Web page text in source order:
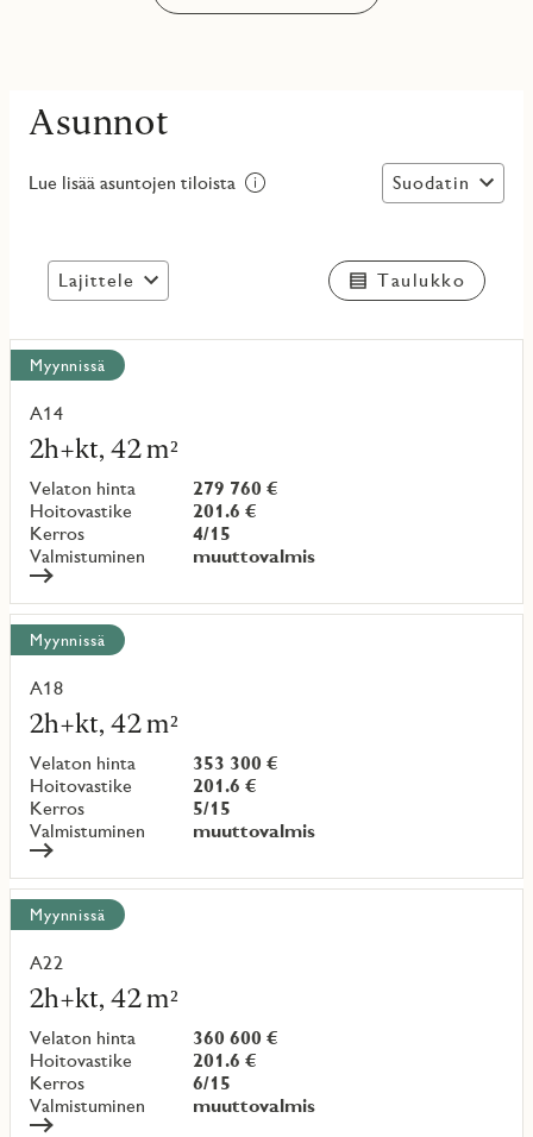
Asunnot
Lue lisää asuntojen tiloista Suodatin
Lajittele Taulukko
Näytä
kaikki
kohteet
Myynnissä
A14
2h+kt, 42 m²
Velaton hinta
279 760 €
Hoitovastike
201.6 €
Kerros
4/15
Valmistuminen
muuttovalmis
Lue
lisää
kohteesta
Myynnissä
A18
2h+kt, 42 m²
Velaton hinta
353 300 €
Hoitovastike
201.6 €
Kerros
5/15
Valmistuminen
muuttovalmis
Lue
lisää
kohteesta
Myynnissä
A22
2h+kt, 42 m²
Velaton hinta
360 600 €
Hoitovastike
201.6 €
Kerros
6/15
Valmistuminen
muuttovalmis
Lue
lisää
kohteesta